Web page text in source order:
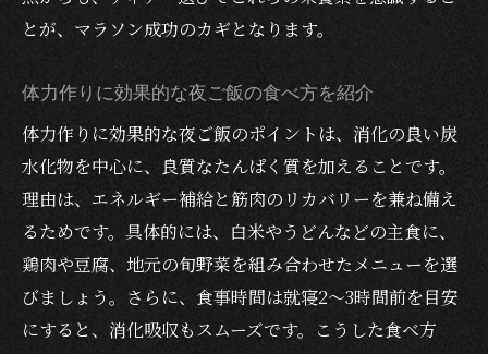
とが、マラソン成功のカギとなります。
体力作りに効果的な夜ご飯の食べ方を紹介
体力作りに効果的な夜ご飯のポイントは、消化の良い炭
水化物を中心に、良質なたんぱく質を加えることです。
理由は、エネルギー補給と筋肉のリカバリーを兼ね備え
るためです。具体的には、白米やうどんなどの主食に、
鶏肉や豆腐、地元の旬野菜を組み合わせたメニューを選
びましょう。さらに、食事時間は就寝2〜3時間前を目安
にすると、消化吸収もスムーズです。こうした食べ方